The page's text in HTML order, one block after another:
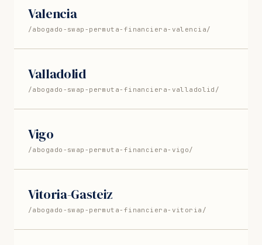
Valencia
/abogado-swap-permuta-financiera-valencia/
Valladolid
/abogado-swap-permuta-financiera-valladolid/
Vigo
/abogado-swap-permuta-financiera-vigo/
Vitoria-Gasteiz
/abogado-swap-permuta-financiera-vitoria/